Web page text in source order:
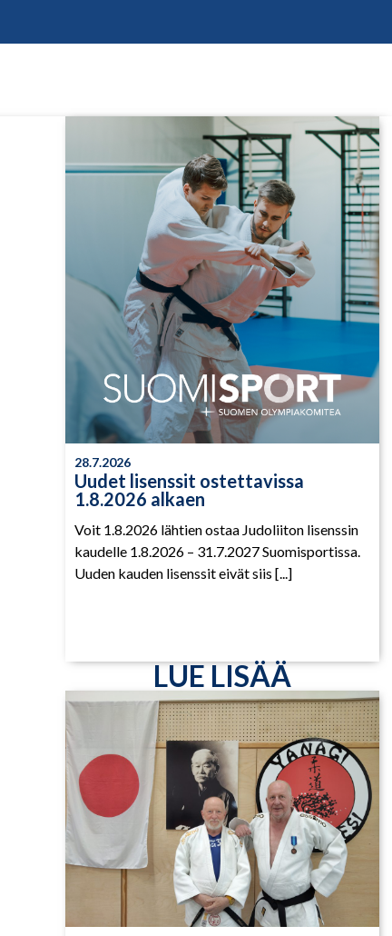
28.7.2026
Uudet lisenssit ostettavissa
1.8.2026 alkaen
Voit 1.8.2026 lähtien ostaa Judoliiton lisenssin
kaudelle 1.8.2026 – 31.7.2027 Suomisportissa.
Uuden kauden lisenssit eivät siis [...]
LUE LISÄÄ